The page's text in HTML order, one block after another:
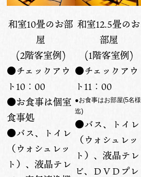
和室10畳のお部
屋
(2階客室例)
●チェックアウ
ト10：00
●お食事は個室
食事処
●バス、トイレ
（ウォシュレッ
ト）、液晶テレ
和室12.5畳のお
部屋
(1階客室例)
●チェックアウ
ト11：00
●お食事はお部屋(5名様
迄)
●バス、トイレ
（ウォシュレッ
ト）、液晶テレ
ビ、ＤＶＤプレ